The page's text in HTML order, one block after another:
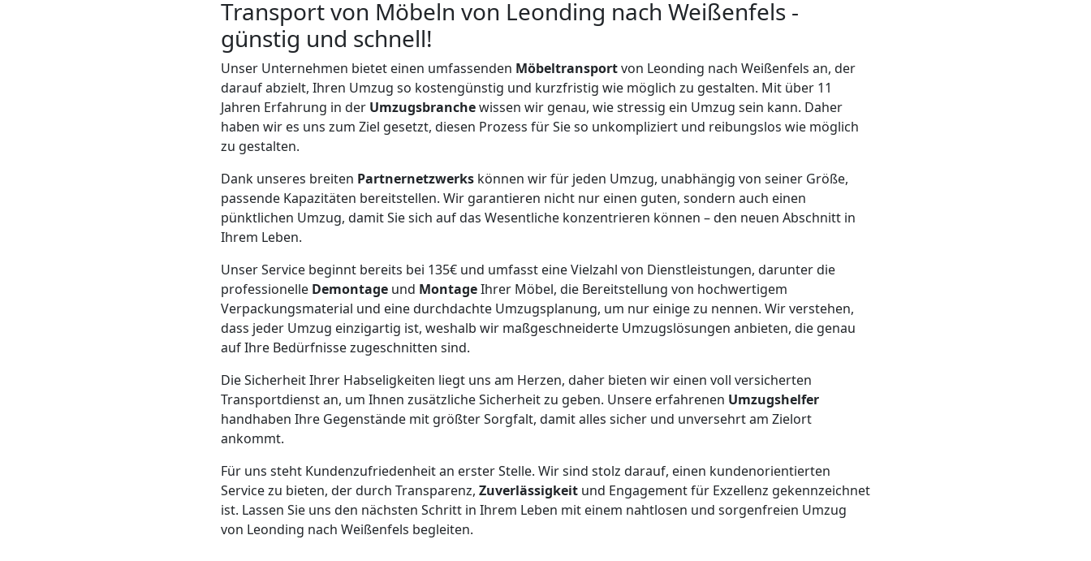
Transport von Möbeln von Leonding nach Weißenfels -
günstig und schnell!
Unser Unternehmen bietet einen umfassenden Möbeltransportvon Leonding nach Weißenfels an, der
darauf abzielt, Ihren Umzug so kostengünstig und kurzfristig wie möglich zu gestalten. Mit über 11
Jahren Erfahrung in der Umzugsbranchewissen wir genau, wie stressig ein Umzug sein kann. Daher
haben wir es uns zum Ziel gesetzt, diesen Prozess für Sie so unkompliziert und reibungslos wie möglich
zu gestalten.
Dank unseres breiten Partnernetzwerks können wir für jeden Umzug, unabhängig von seiner Größe,
passende Kapazitäten bereitstellen. Wir garantieren nicht nur einen guten, sondern auch einen
pünktlichen Umzug, damit Sie sich auf das Wesentliche konzentrieren können – den neuen Abschnitt in
Ihrem Leben.
Unser Service beginnt bereits bei 135€ und umfasst eine Vielzahl von Dienstleistungen, darunter die
professionelle Demontage und MontageIhrer Möbel, die Bereitstellung von hochwertigem
Verpackungsmaterial und eine durchdachte Umzugsplanung, um nur einige zu nennen. Wir verstehen,
dass jeder Umzug einzigartig ist, weshalb wir maßgeschneiderte Umzugslösungen anbieten, die genau
auf Ihre Bedürfnisse zugeschnitten sind.
Die Sicherheit Ihrer Habseligkeiten liegt uns am Herzen, daher bieten wir einen voll versicherten
Transportdienst an, um Ihnen zusätzliche Sicherheit zu geben. Unsere erfahrenen Umzugshelfer
handhaben Ihre Gegenstände mit größter Sorgfalt, damit alles sicher und unversehrt am Zielort
ankommt.
Für uns steht Kundenzufriedenheit an erster Stelle. Wir sind stolz darauf, einen kundenorientierten
Service zu bieten, der durch Transparenz, Zuverlässigkeit und Engagement für Exzellenz gekennzeichnet
ist. Lassen Sie uns den nächsten Schritt in Ihrem Leben mit einem nahtlosen und sorgenfreien Umzug
von Leonding nach Weißenfels begleiten.